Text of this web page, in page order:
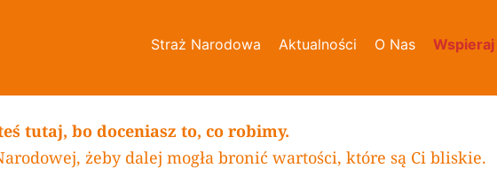
Straż Narodowa Aktualności O Nas Wspieraj
tutaj, bo doceniasz to, co robimy.
żeby dalej mogła bronić wartości, które są Ci bliskie.